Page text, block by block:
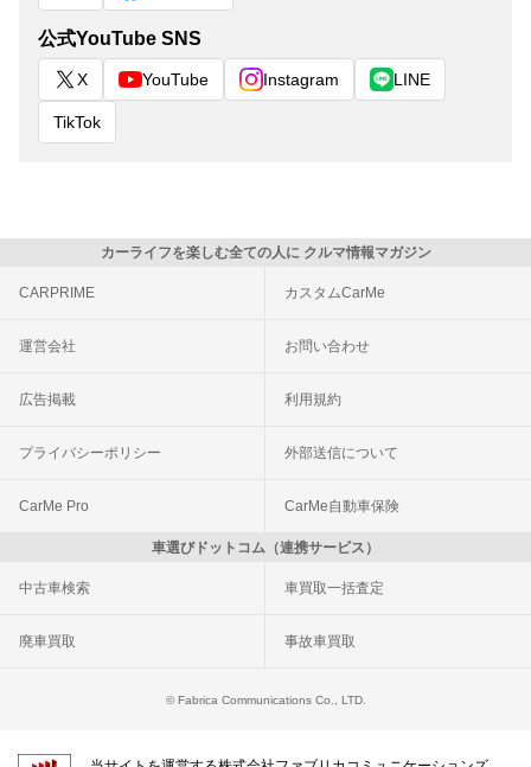
公式YouTube SNS
X YouTube Instagram LINE
TikTok
カーライフを楽しむ全ての人に クルマ情報マガジン
CARPRIME カスタムCarMe
運営会社 お問い合わせ
広告掲載 利用規約
プライバシーポリシー 外部送信について
CarMe Pro CarMe自動車保険
車選びドットコム（連携サービス）
中古車検索 車買取一括査定
廃車買取 事故車買取
© Fabrica Communications Co., LTD.